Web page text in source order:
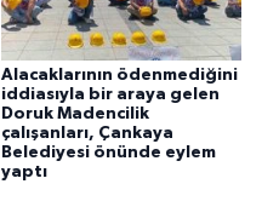
Alacaklarının ödenmediğini
iddiasıyla bir araya gelen
Doruk Madencilik
çalışanları, Çankaya
Belediyesi önünde eylem
yaptı